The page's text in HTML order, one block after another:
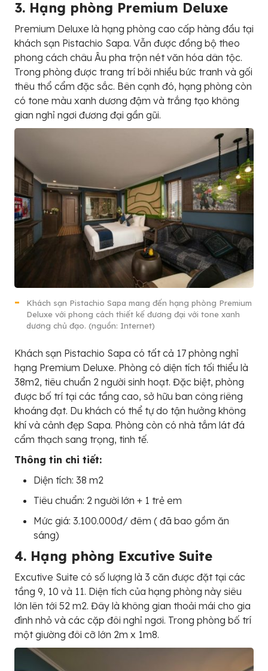
3. Hạng phòng Premium Deluxe
Premium Deluxe là hạng phòng cao cấp hàng đầu tại
khách sạn Pistachio Sapa. Vẫn được đồng bộ theo
phong cách châu Âu pha trộn nét văn hóa dân tộc.
Trong phòng được trang trí bởi nhiều bức tranh và gối
thêu thổ cẩm đặc sắc. Bên cạnh đó, hạng phòng còn
có tone màu xanh dương đậm và trắng tạo không
gian nghỉ ngơi đương đại gần gũi.
Khách sạn Pistachio Sapa mang đến hạng phòng Premium
Deluxe với phong cách thiết kế đương đại với tone xanh
dương chủ đạo. (nguồn: Internet)
Khách sạn Pistachio Sapa có tất cả 17 phòng nghỉ
hạng Premium Deluxe. Phòng có diện tích tối thiểu là
38m2, tiêu chuẩn 2 người sinh hoạt. Đặc biệt, phòng
được bố trí tại các tầng cao, sở hữu ban công riêng
khoáng đạt. Du khách có thể tự do tận hưởng không
khí và cảnh đẹp Sapa. Phòng còn có nhà tắm lát đá
cẩm thạch sang trọng, tinh tế.
Thông tin chi tiết:
Diện tích: 38 m2
Tiêu chuẩn: 2 người lớn + 1 trẻ em
Mức giá: 3.100.000đ/ đêm ( đã bao gồm ăn
sáng)
4. Hạng phòng Excutive Suite
Excutive Suite có số lượng là 3 căn được đặt tại các
tầng 9, 10 và 11. Diện tích của hạng phòng này siêu
lớn lên tới 52 m2. Đây là không gian thoải mái cho gia
đình nhỏ và các cặp đôi nghỉ ngơi. Trong phòng bố trí
một giường đôi cỡ lớn 2m x 1m8.